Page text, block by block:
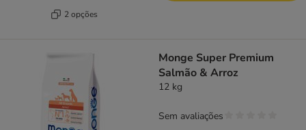
2 opções
Monge Super Premium
Salmão & Arroz
12 kg
Sem avaliações